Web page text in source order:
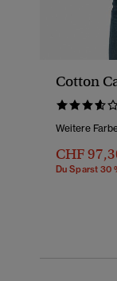
Cotton
Weitere
CHF
Du Sparst 30